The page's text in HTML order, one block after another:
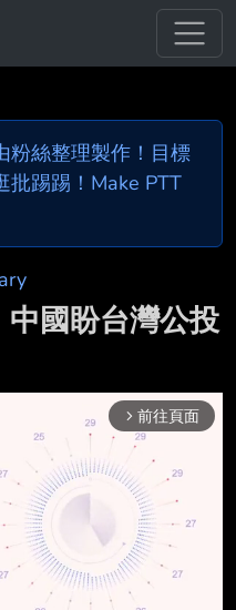
粉絲整理製作！目標
批踢踢！Make PTT
國盼台灣公投
arrow_forward_ios 前往頁面